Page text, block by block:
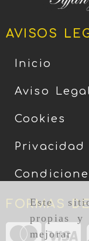
Este
propias y
AVISOS
Inicio
Aviso
Cookies
Privacidad
FORMAS